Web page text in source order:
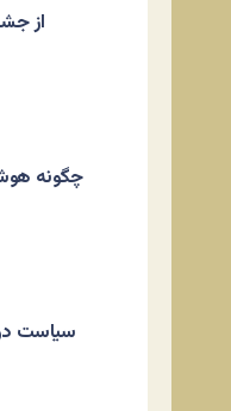
از
چگونه
سیاست